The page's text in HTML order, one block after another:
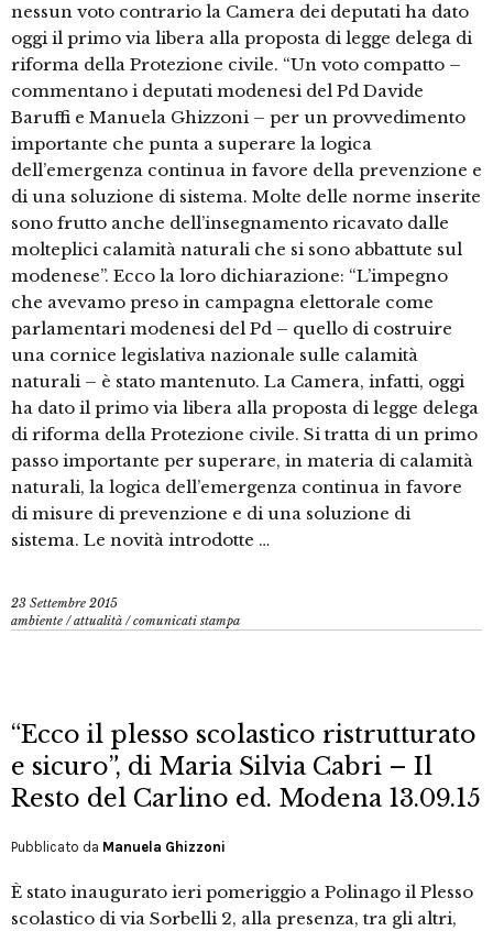
nessun voto contrario la Camera dei deputati ha dato
oggi il primo via libera alla proposta di legge delega di
riforma della Protezione civile. “Un voto compatto –
commentano i deputati modenesi del Pd Davide
Baruffi e Manuela Ghizzoni – per un provvedimento
importante che punta a superare la logica
dell’emergenza continua in favore della prevenzione e
di una soluzione di sistema. Molte delle norme inserite
sono frutto anche dell’insegnamento ricavato dalle
molteplici calamità naturali che si sono abbattute sul
modenese”. Ecco la loro dichiarazione: “L’impegno
che avevamo preso in campagna elettorale come
parlamentari modenesi del Pd – quello di costruire
una cornice legislativa nazionale sulle calamità
naturali – è stato mantenuto. La Camera, infatti, oggi
ha dato il primo via libera alla proposta di legge delega
di riforma della Protezione civile. Si tratta di un primo
passo importante per superare, in materia di calamità
naturali, la logica dell’emergenza continua in favore
di misure di prevenzione e di una soluzione di
sistema. Le novità introdotte …
23 Settembre 2015
ambiente /attualità /comunicati stampa
“Ecco il plesso scolastico ristrutturato
e sicuro”, di Maria Silvia Cabri – Il
Resto del Carlino ed. Modena 13.09.15
Pubblicato da Manuela Ghizzoni
È stato inaugurato ieri pomeriggio a Polinago il Plesso
scolastico di via Sorbelli 2, alla presenza, tra gli altri,